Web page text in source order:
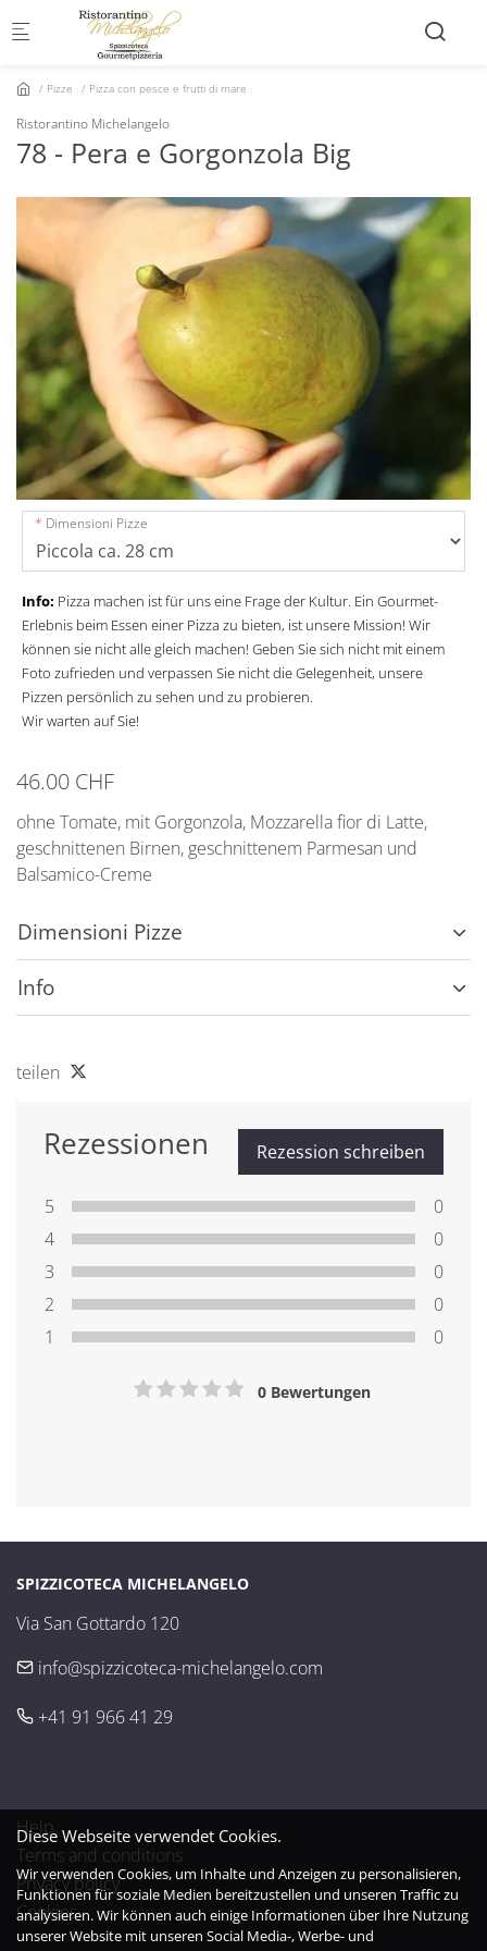
Skip to main content
Pizze Pizza con pesce e frutti di mare
Ristorantino Michelangelo
78 - Pera e Gorgonzola Big
Dimensioni Pizze
Info: Pizza machen ist für uns eine Frage der Kultur. Ein Gourmet-
Erlebnis beim Essen einer Pizza zu bieten, ist unsere Mission! Wir
können sie nicht alle gleich machen! Geben Sie sich nicht mit einem
Foto zufrieden und verpassen Sie nicht die Gelegenheit, unsere
Pizzen persönlich zu sehen und zu probieren.
Wir warten auf Sie!
46.00 CHF
ohne Tomate, mit Gorgonzola, Mozzarella fior di Latte,
geschnittenen Birnen, geschnittenem Parmesan und
Balsamico-Creme
Dimensioni Pizze
Info
teilen
Rezessionen Rezession schreiben
5
0
4
0
3
0
2
0
1
0
0 Bewertungen
SPIZZICOTECA MICHELANGELO
Via San Gottardo 120
info@spizzicoteca-michelangelo.com
+41 91 966 41 29
Help
Terms and conditions
Privacy policy
Cookies
Diese Webseite verwendet Cookies.
Wir verwenden Cookies, um Inhalte und Anzeigen zu personalisieren,
Funktionen für soziale Medien bereitzustellen und unseren Traffic zu
analysieren. Wir können auch einige Informationen über Ihre Nutzung
unserer Website mit unseren Social Media-, Werbe- und